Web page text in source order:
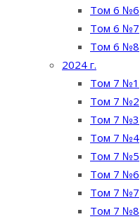
Том 6 №6
Том 6 №7
Том 6 №8
2024 г.
Том 7 №1
Том 7 №2
Том 7 №3
Том 7 №4
Том 7 №5
Том 7 №6
Том 7 №7
Том 7 №8